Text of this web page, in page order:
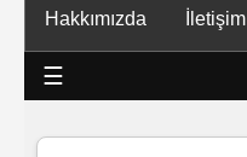
Hakkımızda İletişim
☰
Mendiller
Baskılı
Islak